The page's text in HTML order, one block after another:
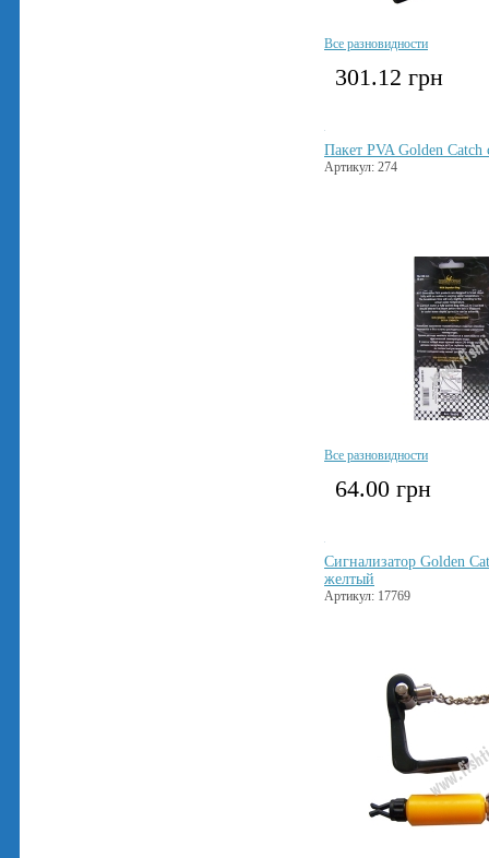
Все разновидности
301.12 грн
Пакет PVA Golden
Артикул: 274
Все разновидности
64.00 грн
Сигнализатор Golden
желтый
Артикул: 17769